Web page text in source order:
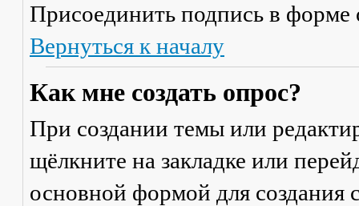
Присоединить подпись в форме
Вернуться к началу
Как мне создать опрос?
При создании темы или
щёлкните на закладке или
основной формой для создания